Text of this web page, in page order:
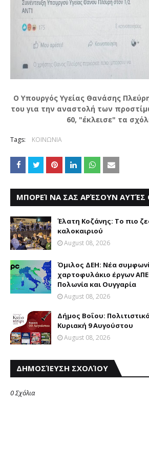
Ο Υπουργός Υγείας Θανάσης
του για την αναστολή των
60, "έκλεισε" τα
Tags: ΚΟΙΝΩΝΙΑ
ΜΠΟΡΕΊ ΝΑ ΣΑΣ ΑΡΈΣΟΥΝ ΑΥΤΈΣ
Έλατη Κοζάνης: Το πιο
καλοκαιριού
August 08, 2026
Όμιλος ΔΕΗ: Νέα
χαρτοφυλάκιο έργων
Πολωνία και Ουγγαρία
August 08, 2026
Δήμος Βοΐου:
Κυριακή 9 Αυγούστου
August 08, 2026
ΔΗΜΟΣΊΕΥΣΗ ΣΧΟΛΊΟΥ
0 Σχόλια